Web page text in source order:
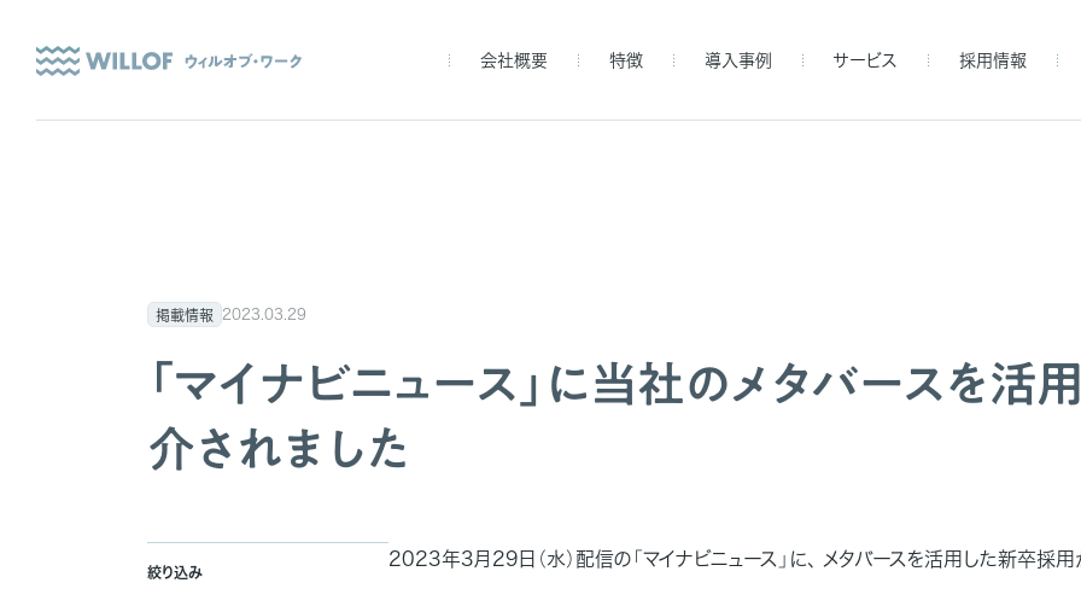
会社概要 特徴 導入事例 サービス 採用情報
掲載情報 2023.03.29
「マイナビニュース」に当社のメタバースを
介されました
2023年3月29日（水）配信の「マイナビニュース」に、 メタバースを活用した新卒採用
絞り込み